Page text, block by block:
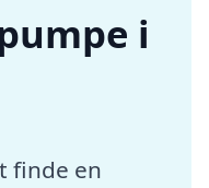
i
finde en